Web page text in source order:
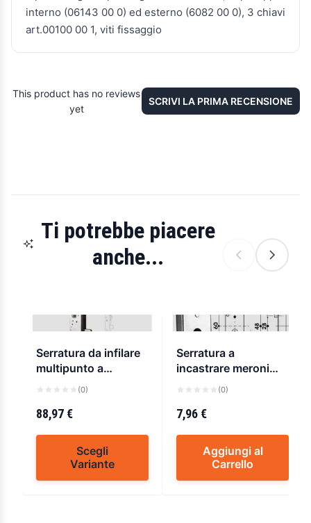
interno (06143 00 0) ed esterno (6082 00 0), 3 chiavi
art.00100 00 1, viti fissaggio
This product has no reviews
yet
SCRIVI LA PRIMA RECENSIONE
Ti potrebbe piacere
anche...
Serratura da infilare
multipunto a
catenaccio
cilindro cisa 46525-
(0)
88,97 €
Scegli
Variante
Serratura a
incastrare meroni
a.m67 bis
(0)
7,96 €
Aggiungi al
Carrello